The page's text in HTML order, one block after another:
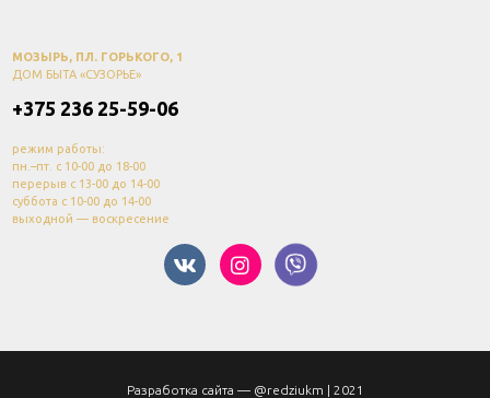
МОЗЫРЬ, ПЛ. ГОРЬКОГО, 1
ДОМ БЫТА «СУЗОРЬЕ»
+375 236 25-59-06
режим работы:
пн.–пт. с 10-00 до 18-00
перерыв с 13-00 до 14-00
суббота с 10-00 до 14-00
выходной — воскресение
Разработка сайта — @redziukm | 2021